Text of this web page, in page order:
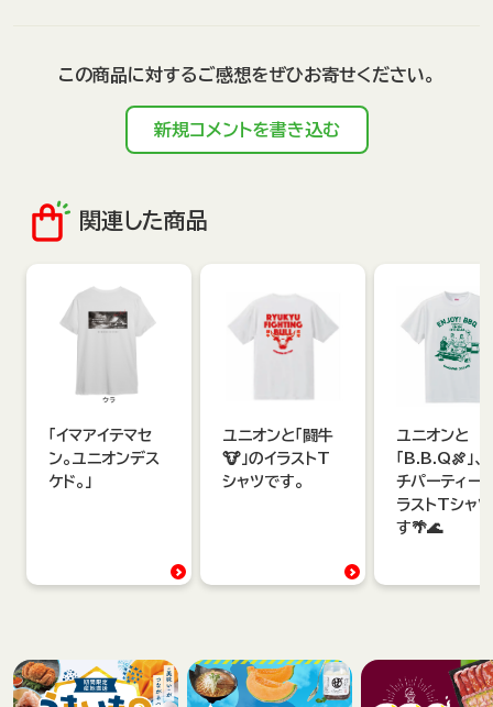
この商品に対するご感想をぜひお寄せください。
新規コメントを書き込む
関連した商品
「イマアイテマセ
ン。ユニオンデス
ケド。」
ユニオンと「闘牛
🐮」のイラストT
シャツです。
ユニオンと
「B.B.Q🍖」、
チパーティー
ラストTシャ
す🌴🌊